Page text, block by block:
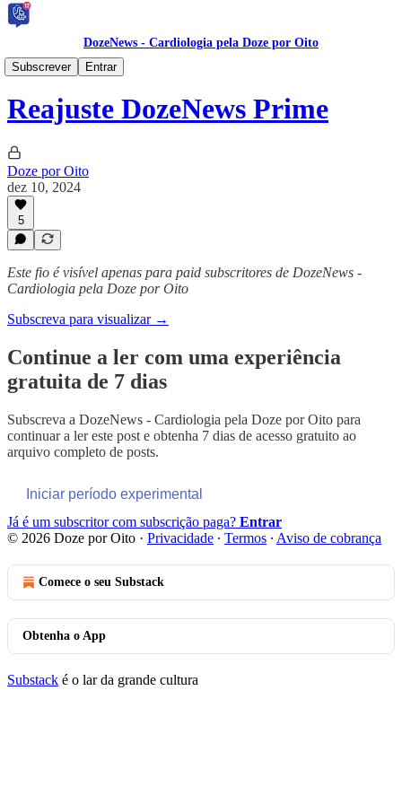
DozeNews - Cardiologia pela Doze por Oito
Subscrever
Entrar
DozeNews PRIME 🥇
Reajuste DozeNews Prime
Doze por Oito
dez 10, 2024
5
Este fio é visível apenas para paid subscritores de DozeNews -
Cardiologia pela Doze por Oito
Subscreva para visualizar →
Continue a ler com uma experiência
gratuita de 7 dias
Subscreva a DozeNews - Cardiologia pela Doze por Oito para
continuar a ler este post e obtenha 7 dias de acesso gratuito ao
arquivo completo de posts.
Iniciar período experimental
Já é um subscritor com subscrição paga? Entrar
© 2026 Doze por Oito · Privacidade ∙ Termos ∙ Aviso de cobrança
Comece o seu Substack
Obtenha o App
Substack é o lar da grande cultura